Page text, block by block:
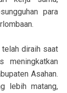
para
telah diraih saat
meningkatkan
Asahan.
lebih matang,